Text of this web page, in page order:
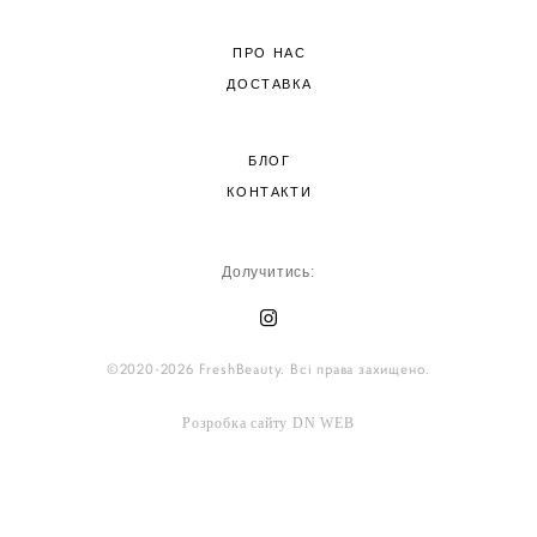
ПРО НАС
ДОСТАВКА
БЛОГ
КОНТАКТИ
Долучитись:
©2020-2026 FreshBeauty. Всі права захищено.
Розробка сайту DN WEB